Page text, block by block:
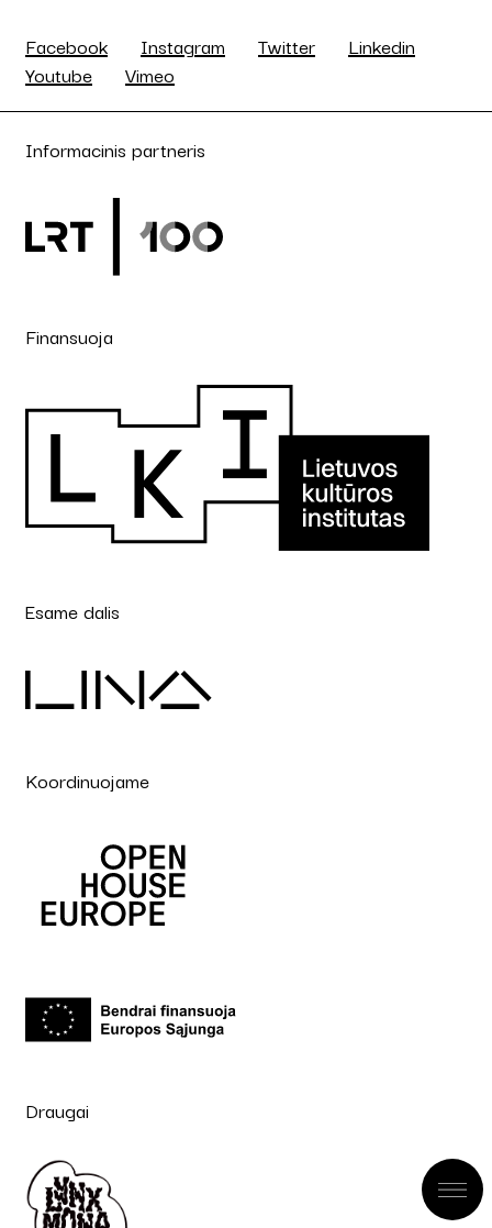
Facebook Instagram Twitter
Linkedin
Youtube
Vimeo
Informacinis partneris
Finansuoja
Esame dalis
Koordinuojame
Draugai